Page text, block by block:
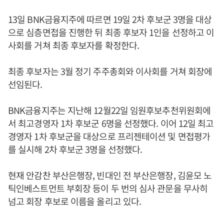
13일 BNK금융지주에 따르면 19일 2차 후보군 3명을 대상
으로 심층면접을 진행한 뒤 최종 후보자 1인을 선정하고 이
사회를 거쳐 최종 후보자를 확정한다.
최종 후보자는 3월 정기 주주총회와 이사회를 거쳐 회장에
선임된다.
BNK금융지주는 지난해 12월22일 임원후보추천위원회에
서 최고경영자 1차 후보군 6명을 선정했다. 이어 12일 최고
경영자 1차 후보군을 대상으로 프리젠테이션 및 면접평가
를 실시해 2차 후보군 3명을 선정했다.
현재 안감찬 부산은행장, 빈대인 전 부산은행장, 김윤모 노
틱인베스트먼트 부회장 등이 두 번의 심사 관문을 무사히
넘고 회장 후보로 이름을 올리고 있다.